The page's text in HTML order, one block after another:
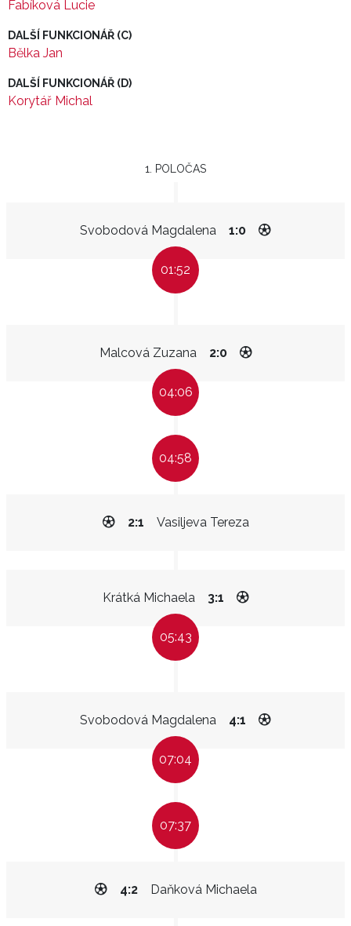
Fabíková Lucie
DALŠÍ FUNKCIONÁŘ (C)
Bělka Jan
DALŠÍ FUNKCIONÁŘ (D)
Korytář Michal
1. POLOČAS
Svobodová Magdalena 1:0
01:52
Malcová Zuzana 2:0
04:06
04:58
Vasiljeva Tereza
2:1
Krátká Michaela 3:1
05:43
Svobodová Magdalena 4:1
07:04
07:37
Daňková Michaela
4:2